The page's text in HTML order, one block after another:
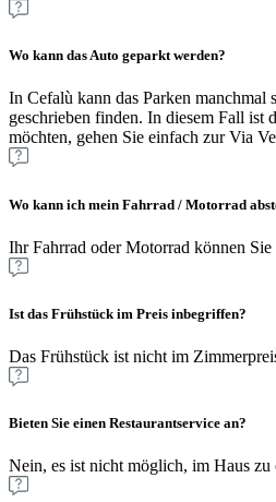
Wo kann das Auto geparkt werden?
In Cefalù kann das Parken
geschrieben finden. In diesem Fall
möchten, gehen Sie einfach zur Via
Wo kann ich mein Fahrrad / Motorrad
Ihr Fahrrad oder Motorrad können
Ist das Frühstück im Preis inbegriffen?
Das Frühstück ist nicht im
Bieten Sie einen Restaurantservice an?
Nein, es ist nicht möglich, im Haus zu